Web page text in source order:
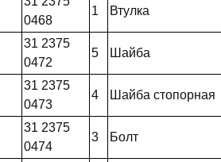
0468
1 Втулка
31 2375
0472
5 Шайба
31 2375
0473
4 Шайба стопорная
31 2375
0474
3 Болт